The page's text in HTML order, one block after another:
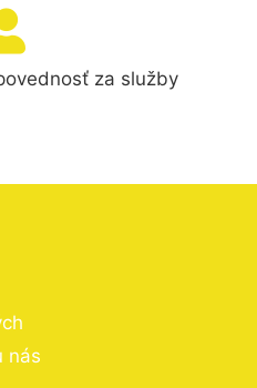
za služby
nás